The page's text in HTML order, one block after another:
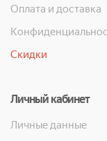
Оплата и доставка
Скидки
Личный кабинет
Личные данные